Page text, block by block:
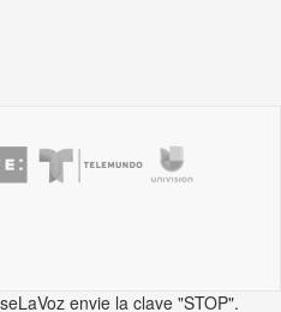
envie la clave "STOP".